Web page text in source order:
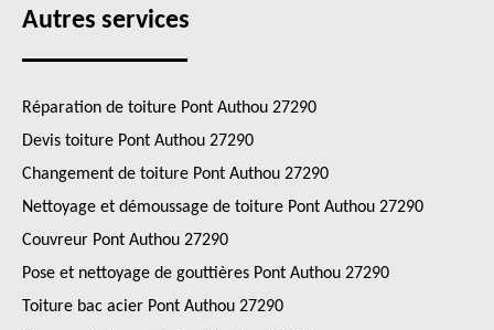
Autres services
Réparation de toiture Pont Authou 27290
Devis toiture Pont Authou 27290
Changement de toiture Pont Authou 27290
Nettoyage et démoussage de toiture Pont Authou 27290
Couvreur Pont Authou 27290
Pose et nettoyage de gouttières Pont Authou 27290
Toiture bac acier Pont Authou 27290